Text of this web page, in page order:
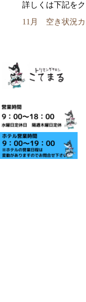
詳しくは下記を
11月 空き状況カ